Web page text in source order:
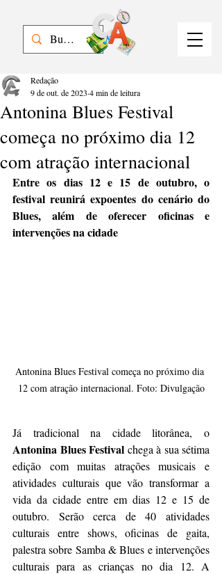
Antonina Blues Festival
começa no próximo dia 12
com atração internacional
Redação
9 de out. de 2023 4 min de leitura
Entre os dias 12 e 15 de outubro, o
festival reunirá expoentes do cenário do
Blues, além de oferecer oficinas e
intervenções na cidade
Antonina Blues Festival começa no próximo dia
12 com atração internacional. Foto: Divulgação
Antonina Blues Festival chega à sua sétima
edição com muitas atrações musicais e
atividades culturais que vão transformar a
vida da cidade entre em dias 12 e 15 de
outubro. Serão cerca de 40 atividades
culturais entre shows, oficinas de gaita,
palestra sobre Samba & Blues e intervenções
culturais para as crianças no dia 12. A